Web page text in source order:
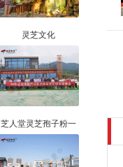
灵芝文化
芝人堂灵芝孢子粉一